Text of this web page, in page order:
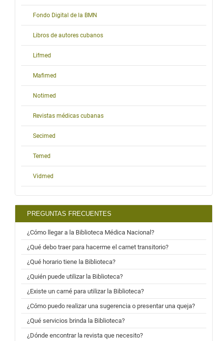
Fondo Digital de la BMN
Libros de autores cubanos
Lifmed
Mafimed
Notimed
Revistas médicas cubanas
Secimed
Temed
Vidmed
PREGUNTAS FRECUENTES
¿Cómo llegar a la Biblioteca Médica Nacional?
¿Qué debo traer para hacerme el carnet transitorio?
¿Qué horario tiene la Biblioteca?
¿Quién puede utilizar la Biblioteca?
¿Existe un carné para utilizar la Biblioteca?
¿Cómo puedo realizar una sugerencia o presentar una queja?
¿Qué servicios brinda la Biblioteca?
¿Dónde encontrar la revista que necesito?